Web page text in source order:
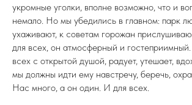
укромные уголки, вполне возможно, что и
немало. Но мы убедились в главном: парк
ухаживают, к советам горожан
для всех, он атмосферный и
всех с открытой душой, радует, утешает,
мы должны идти ему навстречу, беречь,
Нас много, а он один. И для всех.